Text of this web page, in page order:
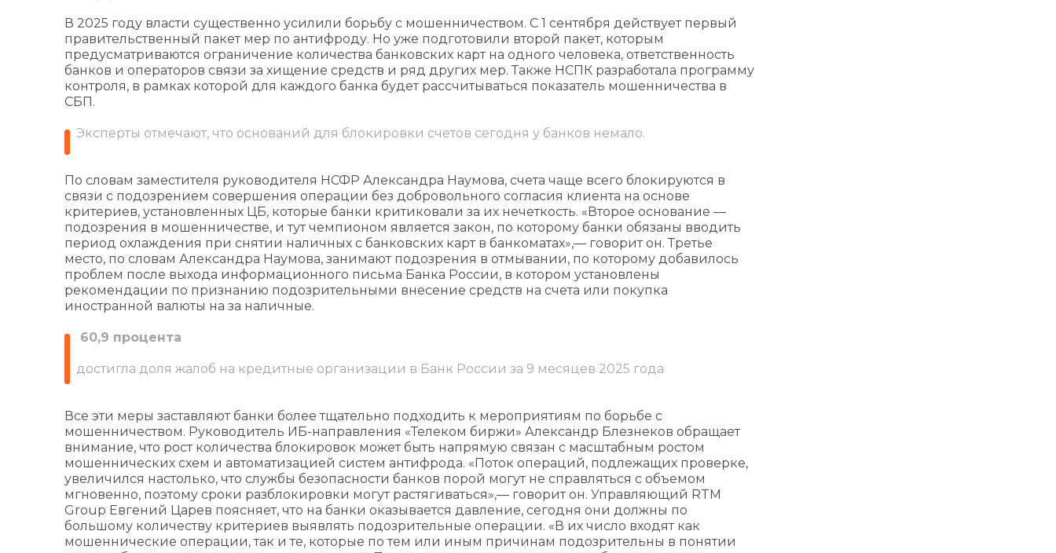
В 2025 году власти существенно усилили борьбу с мошенничеством. С 1 сентября действует первый
правительственный пакет мер по антифроду. Но уже подготовили второй пакет, которым
предусматриваются ограничение количества банковских карт на одного человека, ответственность
банков и операторов связи за хищение средств и ряд других мер. Также НСПК разработала программу
контроля, в рамках которой для каждого банка будет рассчитываться показатель мошенничества в
СБП.
Эксперты отмечают, что оснований для блокировки счетов сегодня у банков немало.
По словам заместителя руководителя НСФР Александра Наумова, счета чаще всего блокируются в
связи с подозрением совершения операции без добровольного согласия клиента на основе
критериев, установленных ЦБ, которые банки критиковали за их нечеткость. «Второе основание —
подозрения в мошенничестве, и тут чемпионом является закон, по которому банки обязаны вводить
период охлаждения при снятии наличных с банковских карт в банкоматах»,— говорит он. Третье
место, по словам Александра Наумова, занимают подозрения в отмывании, по которому добавилось
проблем после выхода информационного письма Банка России, в котором установлены
рекомендации по признанию подозрительными внесение средств на счета или покупка
иностранной валюты на за наличные.
60,9 процента
достигла доля жалоб на кредитные организации в Банк России за 9 месяцев 2025 года
Все эти меры заставляют банки более тщательно подходить к мероприятиям по борьбе с
мошенничеством. Руководитель ИБ-направления «Телеком биржи» Александр Блезнеков обращает
внимание, что рост количества блокировок может быть напрямую связан с масштабным ростом
мошеннических схем и автоматизацией систем антифрода. «Поток операций, подлежащих проверке,
увеличился настолько, что службы безопасности банков порой могут не справляться с объемом
мгновенно, поэтому сроки разблокировки могут растягиваться»,— говорит он. Управляющий RTM
Group Евгений Царев поясняет, что на банки оказывается давление, сегодня они должны по
большому количеству критериев выявлять подозрительные операции. «В их число входят как
мошеннические операции, так и те, которые по тем или иным причинам подозрительны в понятии